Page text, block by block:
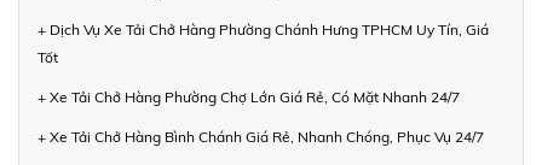
+ Dịch Vụ Xe Tải Chở Hàng Phường Chánh Hưng TPHCM Uy Tín, Giá
Tốt
+ Xe Tải Chở Hàng Phường Chợ Lớn Giá Rẻ, Có Mặt Nhanh 24/7
+ Xe Tải Chở Hàng Bình Chánh Giá Rẻ, Nhanh Chóng, Phục Vụ 24/7